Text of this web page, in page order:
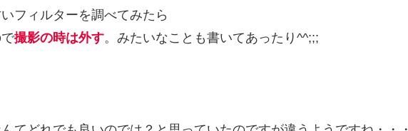
フィルターを調べてみたら
撮影の時は外す。みたいなことも書いてあったり^^;;;